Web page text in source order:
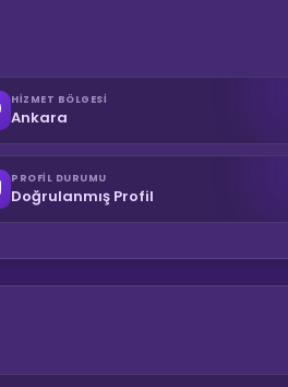
HIZMET BÖLGESI
Ankara
PROFIL DURUMU
Doğrulanmış Profil